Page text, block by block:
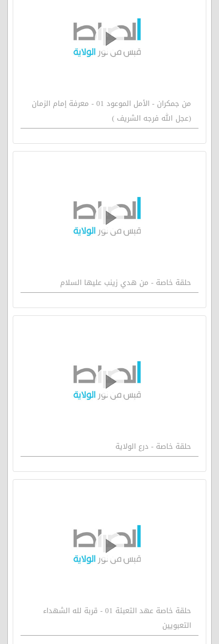
من جمكران - الأمل الموعود 01 - معرفة إمام الزمان
(عجل الله فرجه الشريف )
حلقة خاصة - من هدي زينب عليها السلام
حلقة خاصة - درع الولاية
حلقة خاصة عهد التعبئة 01 - قربة لله الشهداء
التعبويين